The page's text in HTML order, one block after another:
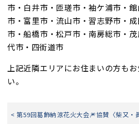
市・白井市・匝瑳市・袖ケ浦市・
市・富里市・流山市・習志野市・
市・船橋市・松戸市・南房総市・
代市・四街道市
上記近隣エリアにお住まいの方も
い。
< 第59回葛飾納涼花火大会🎆協賛〈柴又・